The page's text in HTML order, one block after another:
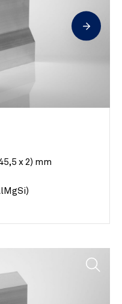
x 2) mm